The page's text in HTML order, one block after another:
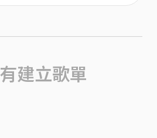
建立歌單